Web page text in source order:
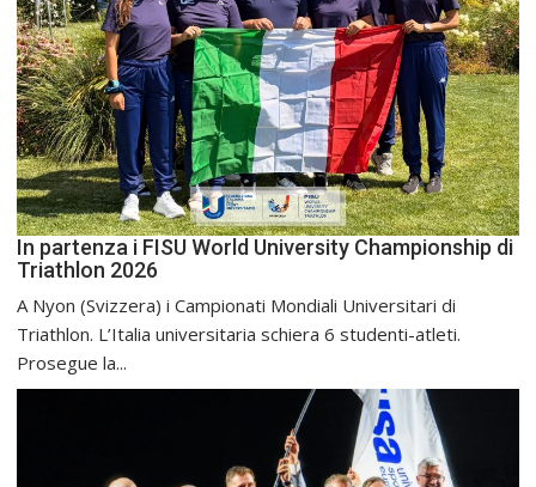
In partenza i FISU World University Championship di
Triathlon 2026
A Nyon (Svizzera) i Campionati Mondiali Universitari di
Triathlon. L’Italia universitaria schiera 6 studenti-atleti.
Prosegue la...